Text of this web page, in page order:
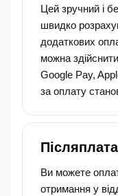
Цей зручний і
швидко
додаткових
можна
Google Pay,
за оплату
Післяплата
Ви можете
отримання у